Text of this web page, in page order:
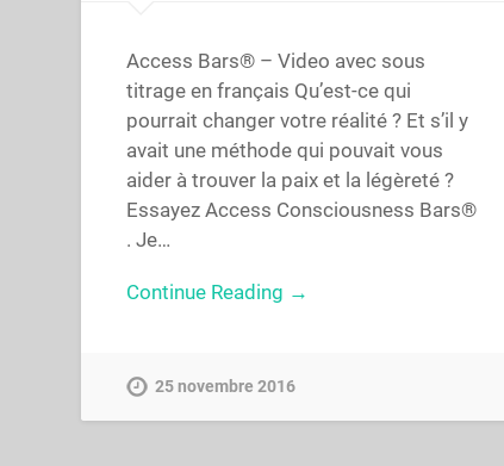
Access Bars® – Video avec sous
titrage en français Qu’est-ce qui
pourrait changer votre réalité ? Et s’il y
avait une méthode qui pouvait vous
aider à trouver la paix et la légèreté ?
Essayez Access Consciousness Bars®
. Je…
Continue Reading →
25 novembre 2016